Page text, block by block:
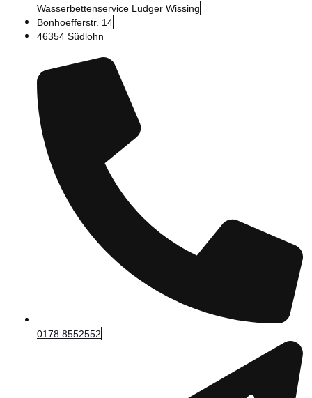
Wasserbettenservice Ludger Wissing
Bonhoefferstr. 14
46354 Südlohn
0178 8552552